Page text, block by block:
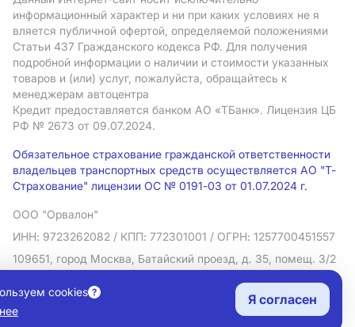
информационный характер и ни при каких условиях не я
вляется публичной офертой, определяемой положениями
Статьи 437 Гражданского кодекса РФ. Для получения
подробной информации о наличии и стоимости указанных
товаров и (или) услуг, пожалуйста, обращайтесь к
менеджерам автоцентра
Кредит предоставляется банком АO «ТБанк». Лицензия ЦБ
РФ № 2673 от 09.07.2024.
Обязательное страхование гражданской ответственности
владельцев транспортных средств осуществляется АО "Т-
Страхование" лицензии ОС № 0191-03 от 01.07.2024 г.
ООО "Орвалон"
ИНН: 9723262082 / КПП: 772301001 / ОГРН: 1257700451557
109651, город Москва, Батайский проезд, д. 35, помещ. 3/2
Политика в отношении обработки персональных данных
Согласие на рекламную рассылку
Правовая информация
cookies
Я согласен